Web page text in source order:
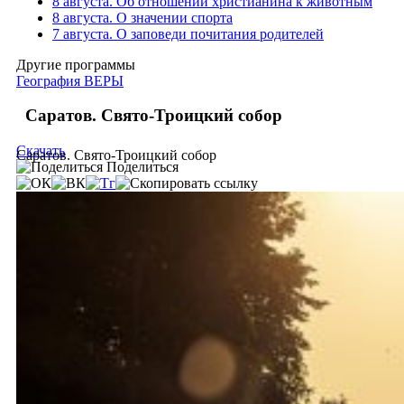
8 августа. О значении спорта
7 августа. О заповеди почитания родителей
Другие программы
География ВЕРЫ
Саратов. Свято-Троицкий собор
Саратов. Свято-Троицкий собор
Скачать
Поделиться